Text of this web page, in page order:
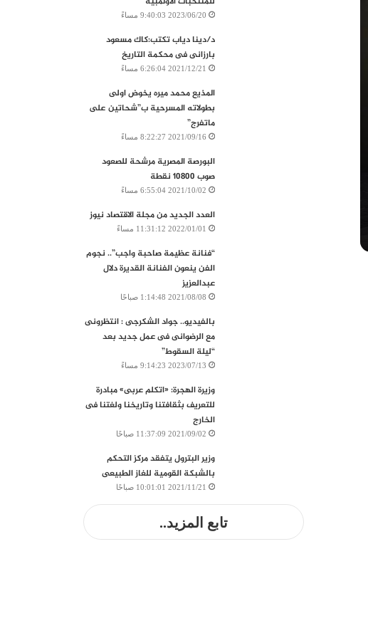
2023/06/20 9:40:03 مساءً
د/دينا دياب تكتب:كاك مسعود
بارزانى فى محكمة التاريخ
2021/12/21 6:26:04 مساءً
المذيع محمد ميره يخوض اولى
بطولاته المسرحية ب”شحاتين على
ماتفرج”
2021/09/16 8:22:27 مساءً
‬صوب‭ ‬10800‭ ‬نقطة
2021/10/02 6:55:04 مساءً
العدد الجديد من مجلة الاقتصاد نيوز
2022/01/01 11:31:12 مساءً
“فنانة عظيمة صاحبة واجب”.. نجوم
الفن ينعون الفنانة القديرة دلال
عبدالعزيز
2021/08/08 1:14:48 صباحًا
بالفيديو.. جواد الشكرجى : انتظرونى
مع الرضوانى فى عمل جديد بعد
“ليلة السقوط”
2023/07/13 9:14:23 مساءً
وزيرة الهجرة: «اتكلم عربى» مبادرة
للتعريف بثقافتنا وتاريخنا ولغتنا فى
الخارج
2021/09/02 11:37:09 صباحًا
وزير البترول يتفقد مركز التحكم
بالشبكة القومية للغاز الطبيعى
2021/11/21 10:01:01 صباحًا
تابع المزيد..